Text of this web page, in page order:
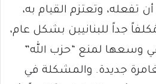
تفعله، وتعتزم القيام به،
جداً للبنانيين بشكل عام،
وسعها لمنع “حزب الله”
جديدة. والمشكلة في